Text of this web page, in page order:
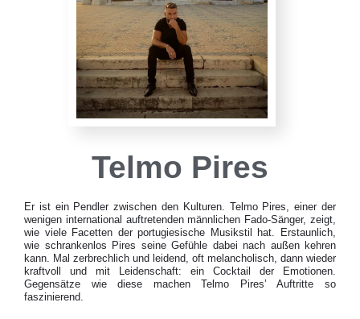
Telmo Pires
Er ist ein Pendler zwischen den Kulturen. Telmo Pires, einer der
wenigen international auftretenden männlichen Fado-Sänger, zeigt,
wie viele Facetten der portugiesische Musikstil hat. Erstaunlich,
wie schrankenlos Pires seine Gefühle dabei nach außen kehren
kann. Mal zerbrechlich und leidend, oft melancholisch, dann wieder
kraftvoll und mit Leidenschaft: ein Cocktail der Emotionen.
Gegensätze wie diese machen Telmo Pires’ Auftritte so
faszinierend.